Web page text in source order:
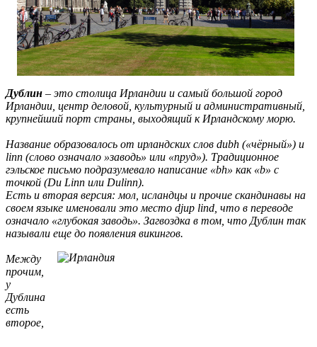
Дублин – это столица Ирландии и самый большой город
Ирландии, центр деловой, культурный и административный,
крупнейший порт страны, выходящий к Ирландскому морю.
Название образовалось от ирландских слов dubh («чёрный») и
linn (слово означало »заводь» или «пруд»). Традиционное
гэльское письмо подразумевало написание «bh» как «b» с
точкой (Du Linn или Dulinn).
Есть и вторая версия: мол, исландцы и прочие скандинавы на
своем языке именовали это место djup lind, что в переводе
означало «глубокая заводь». Загвоздка в том, что Дублин так
называли еще до появления викингов.
Между
прочим,
у
Дублина
есть
второе,